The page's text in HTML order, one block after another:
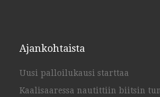
Ajankohtaista
Uusi palloilukausi starttaa
Kaalisaaressa nautittiin biitsin